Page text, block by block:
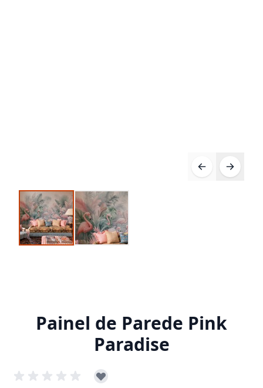
Painel de Parede Pink
Paradise